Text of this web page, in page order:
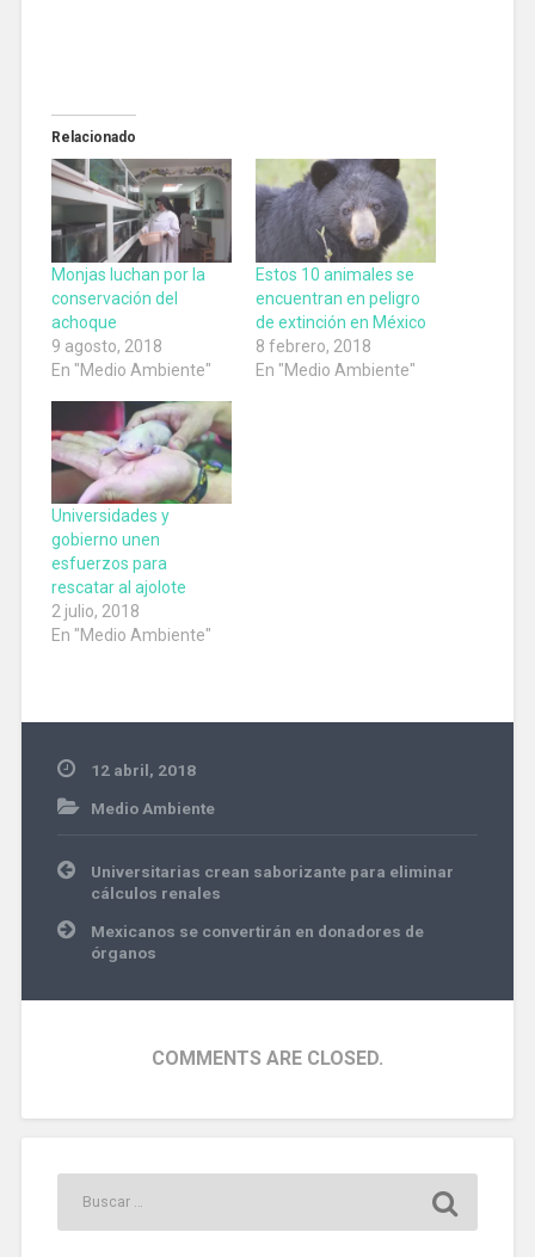
Relacionado
Monjas luchan por la
conservación del
achoque
9 agosto, 2018
En "Medio Ambiente"
Estos 10 animales se
encuentran en peligro
de extinción en México
8 febrero, 2018
En "Medio Ambiente"
Universidades y
gobierno unen
esfuerzos para
rescatar al ajolote
2 julio, 2018
En "Medio Ambiente"
12 abril, 2018
Medio Ambiente
Navegación
de
entradas
Universitarias crean saborizante para eliminar
cálculos renales
Mexicanos se convertirán en donadores de
órganos
COMMENTS ARE CLOSED.